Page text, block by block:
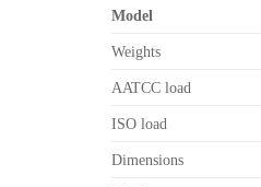
Model
Weights
AATCC load
ISO load
Dimensions